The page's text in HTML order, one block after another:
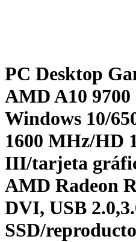
PC Desktop
AMD A10
Windows 10/
1600 MHz/HD
III/tarjeta
AMD Radeon
DVI, USB
SSD/